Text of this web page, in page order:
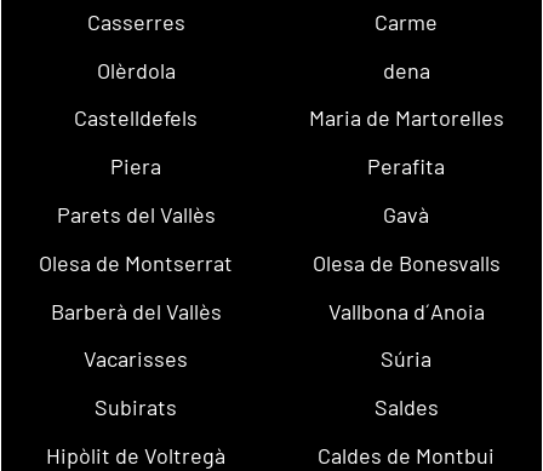
Casserres
Carme
Olèrdola
dena
Castelldefels
Maria de Martorelles
Piera
Perafita
Parets del Vallès
Gavà
Olesa de Montserrat
Olesa de Bonesvalls
Barberà del Vallès
Vallbona d´Anoia
Vacarisses
Súria
Subirats
Saldes
Hipòlit de Voltregà
Caldes de Montbui